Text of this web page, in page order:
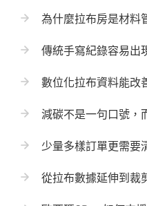
為什麼拉布房是材料
傳統手寫紀錄容易出
數位化拉布資料能改
減碳不是一句口號，
少量多樣訂單更需要
從拉布數據延伸到裁